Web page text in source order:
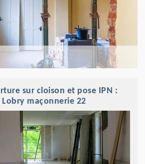
sur cloison et pose IPN :
Lobry maçonnerie 22